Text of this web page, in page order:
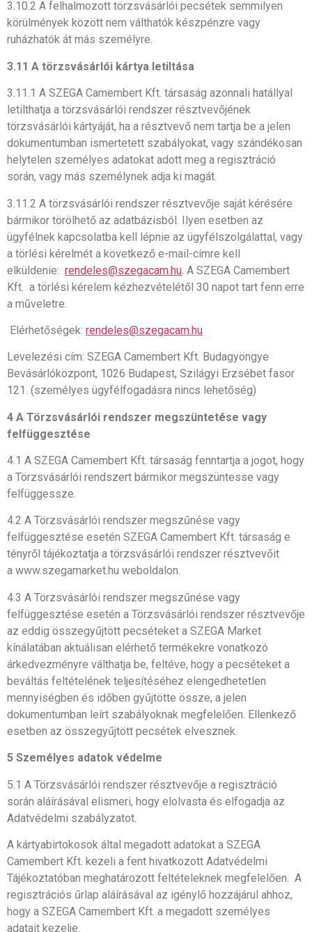
3.10.2 A felhalmozott törzsvásárlói pecsétek semmilyen
körülmények között nem válthatók készpénzre vagy
ruházhatók át más személyre.
3.11 A törzsvásárlói kártya letiltása
3.11.1 A SZEGA Camembert Kft. társaság azonnali hatállyal
letilthatja a törzsvásárlói rendszer résztvevőjének
törzsvásárlói kártyáját, ha a résztvevő nem tartja be a jelen
dokumentumban ismertetett szabályokat, vagy szándékosan
helytelen személyes adatokat adott meg a regisztráció
során, vagy más személynek adja ki magát.
3.11.2 A törzsvásárlói rendszer résztvevője saját kérésére
bármikor törölhető az adatbázisból. Ilyen esetben az
ügyfélnek kapcsolatba kell lépnie az ügyfélszolgálattal, vagy
a törlési kérelmét a következő e-mail-címre kell
elküldenie: rendeles@szegacam.hu . A SZEGA Camembert
Kft. a törlési kérelem kézhezvételétől 30 napot tart fenn erre
a műveletre.
Elérhetőségek: rendeles@szegacam.hu
Levelezési cím: SZEGA Camembert Kft. Budagyöngye
Bevásárlóközpont, 1026 Budapest, Szilágyi Erzsébet fasor
121. (személyes ügyfélfogadásra nincs lehetőség)
4 A Törzsvásárlói rendszer megszüntetése vagy
felfüggesztése
4.1 A SZEGA Camembert Kft. társaság fenntartja a jogot, hogy
a Törzsvásárlói rendszert bármikor megszüntesse vagy
felfüggessze.
4.2 A Törzsvásárlói rendszer megszűnése vagy
felfüggesztése esetén SZEGA Camembert Kft. társaság e
tényről tájékoztatja a törzsvásárlói rendszer résztvevőit
a www.szegamarket.hu weboldalon.
4.3 A Törzsvásárlói rendszer megszűnése vagy
felfüggesztése esetén a Törzsvásárlói rendszer résztvevője
az eddig összegyűjtött pecséteket a SZEGA Market
kínálatában aktuálisan elérhető termékekre vonatkozó
árkedvezményre válthatja be, feltéve, hogy a pecséteket a
beváltás feltételének teljesítéséhez elengedhetetlen
mennyiségben és időben gyűjtötte össze, a jelen
dokumentumban leírt szabályoknak megfelelően. Ellenkező
esetben az összegyűjtött pecsétek elvesznek.
5 Személyes adatok védelme
5.1 A Törzsvásárlói rendszer résztvevője a regisztráció
során aláírásával elismeri, hogy elolvasta és elfogadja az
Adatvédelmi szabályzatot.
A kártyabirtokosok által megadott adatokat a SZEGA
Camembert Kft. kezeli a fent hivatkozott Adatvédelmi
Tájékoztatóban meghatározott feltételeknek megfelelően. A
regisztrációs űrlap aláírásával az igénylő hozzájárul ahhoz,
hogy a SZEGA Camembert Kft. a megadott személyes
adatait kezelje.